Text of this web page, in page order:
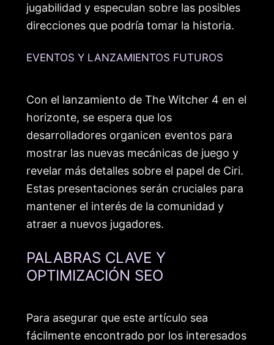
jugabilidad y especulan sobre las posibles
direcciones que podría tomar la historia.
EVENTOS Y LANZAMIENTOS FUTUROS
Con el lanzamiento de The Witcher 4 en el
horizonte, se espera que los
desarrolladores organicen eventos para
mostrar las nuevas mecánicas de juego y
revelar más detalles sobre el papel de Ciri.
Estas presentaciones serán cruciales para
mantener el interés de la comunidad y
atraer a nuevos jugadores.
PALABRAS CLAVE Y
OPTIMIZACIÓN SEO
Para asegurar que este artículo sea
fácilmente encontrado por los interesados